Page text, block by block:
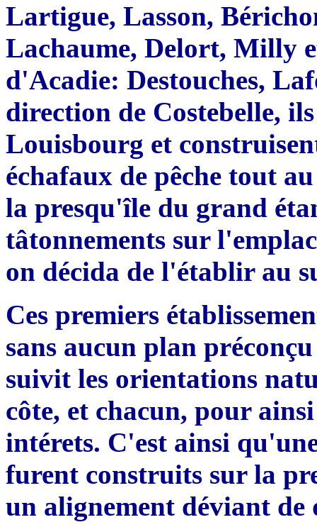
Lartigue, Lasson,
Lachaume, Delort, Milly
d'Acadie: Destouches,
direction de Costebelle,
Louisbourg et
échafaux de pêche tout
la presqu'île du grand
tâtonnements sur
on décida de l'établir au
Ces premiers
sans aucun plan préconç
suivit les orientations
côte, et chacun, pour
intérets. C'est ainsi
furent construits sur la
un alignement déviant de